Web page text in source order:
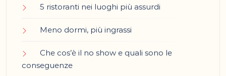
5 ristoranti nei luoghi più assurdi
Meno dormi, più ingrassi
Che cos’è il no show e quali sono le
conseguenze